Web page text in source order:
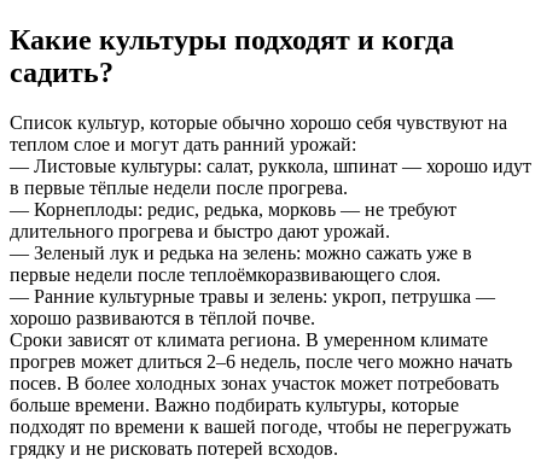
Какие культуры подходят и когда
садить?
Список культур, которые обычно хорошо себя чувствуют на
теплом слое и могут дать ранний урожай:
— Листовые культуры: салат, руккола, шпинат — хорошо идут
в первые тёплые недели после прогрева.
— Корнеплоды: редис, редька, морковь — не требуют
длительного прогрева и быстро дают урожай.
— Зеленый лук и редька на зелень: можно сажать уже в
первые недели после теплоёмкоразвивающего слоя.
— Ранние культурные травы и зелень: укроп, петрушка —
хорошо развиваются в тёплой почве.
Сроки зависят от климата региона. В умеренном климате
прогрев может длиться 2–6 недель, после чего можно начать
посев. В более холодных зонах участок может потребовать
больше времени. Важно подбирать культуры, которые
подходят по времени к вашей погоде, чтобы не перегружать
грядку и не рисковать потерей всходов.